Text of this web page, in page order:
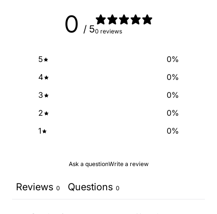
0 / 50 reviews
5 0%
4
0%
3
0%
2
0%
1
0%
Ask a questionWrite a review
Reviews 0 Questions 0